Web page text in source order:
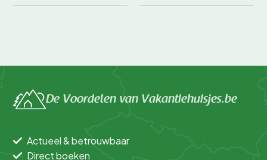
De Voordelen van Vakantiehuisjes.be
Actueel & betrouwbaar
Direct boeken